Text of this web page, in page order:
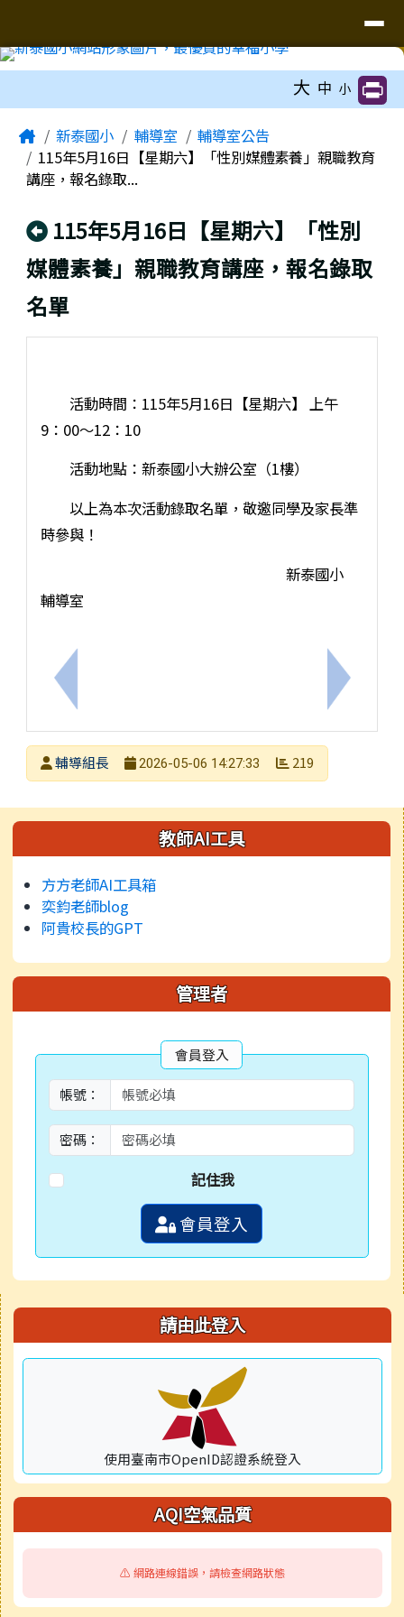
大 中 小
Home新泰國小 輔導室
輔導室公告
115年5月16日【星期六】「性別媒體素養」親職教育
講座，報名錄取...
回上頁
115年5月16日【星期六】「性別
媒體素養」親職教育講座，報名錄取
名單
上一筆：轉知教育部國民及學前教育署辦理「115年
活動時間：115年5月16日【星期六】 上午
9：00～12：10
活動地點：新泰國小大辦公室（1樓）
以上為本次活動錄取名單，敬邀同學及家長準
時參與！
新泰國小
輔導室
下一筆：
發布者
輔導組長
2026-05-06 14:27:33 219
左邊區域內容 教師AI工具
方方老師AI工具箱
奕鈞老師blog
阿貴校長的GPT
管理者
會員登入
帳號：
密碼：
記住我
會員登入
右邊區域內容 請由此登入
使用臺南市OpenID認證系統登入
AQI空氣品質
⚠️ 網路連線錯誤，請檢查網路狀態